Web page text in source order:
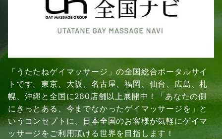
「うたたねゲイマッサージ」の全国総合ポータルサイ
トです。東京、大阪、名古屋、福岡、仙台、広島、札
幌、沖縄と全国に260店舗以上展開中！「あなたの側
にきっとある、今までなかったゲイマッサージを」と
いうコンセプトに、日本全国のお客様が気軽にゲイマ
ッサージをご利用頂ける世界を目指します！